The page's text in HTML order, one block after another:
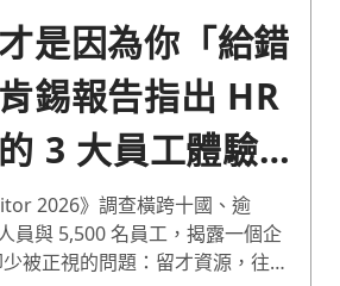
是因為你「給錯
錫報告指出 HR
3 大員工體驗盲
2026》調查橫跨十國、逾
員與 5,500 名員工，揭露一個企
被正視的問題：留才資源，往往